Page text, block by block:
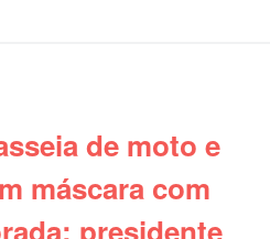
de moto e
máscara com